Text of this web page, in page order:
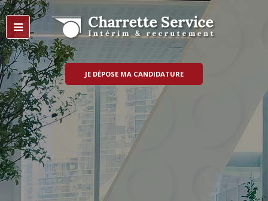
JE DÉPOSE MA CANDIDATURE